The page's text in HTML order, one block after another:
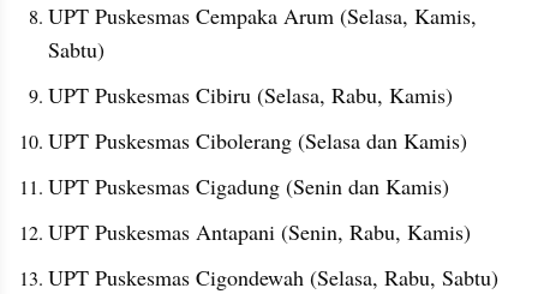
UPT Puskesmas Cempaka Arum (Selasa, Kamis,
Sabtu)
UPT Puskesmas Cibiru (Selasa, Rabu, Kamis)
UPT Puskesmas Cibolerang (Selasa dan Kamis)
UPT Puskesmas Cigadung (Senin dan Kamis)
UPT Puskesmas Antapani (Senin, Rabu, Kamis)
UPT Puskesmas Cigondewah (Selasa, Rabu, Sabtu)